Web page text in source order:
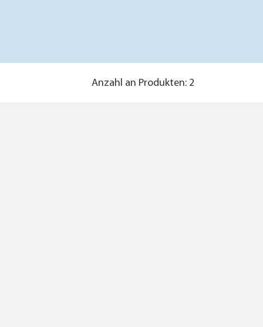
Anzahl an Produkten: 2